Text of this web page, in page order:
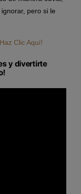
pero si le
Clic Aquí!
y divertirte